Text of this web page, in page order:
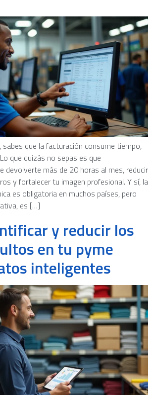
sabes que la facturación consume tiempo,
que quizás no sepas es que
devolverte más de 20 horas al mes, reducir
y fortalecer tu imagen profesional. Y sí, la
es obligatoria en muchos países, pero
es […]
y reducir los
en tu pyme
inteligentes